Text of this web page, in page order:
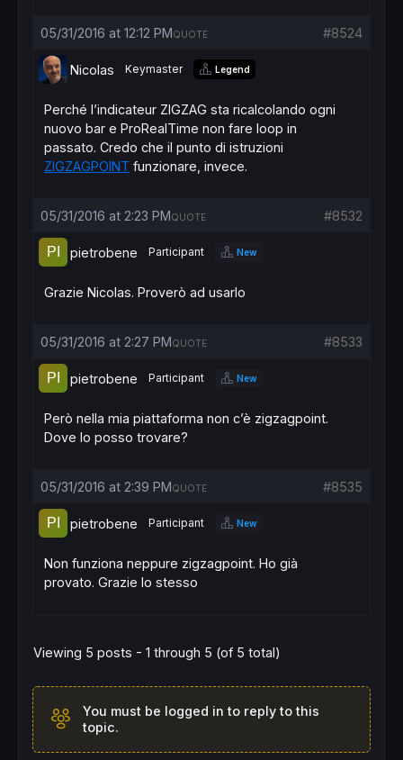
05/31/2016 at 12:12 PM #8524
QUOTE
Nicolas Keymaster Legend
Perché l’indicateur ZIGZAG sta ricalcolando ogni
nuovo bar e ProRealTime non fare loop in
passato. Credo che il punto di istruzioni
ZIGZAGPOINT funzionare , invece.
05/31/2016 at 2:23 PM #8532
QUOTE
pietrobene Participant New
Grazie Nicolas. Proverò ad usarlo
05/31/2016 at 2:27 PM #8533
QUOTE
pietrobene Participant New
Però nella mia piattaforma non c’è zigzagpoint.
Dove lo posso trovare?
05/31/2016 at 2:39 PM #8535
QUOTE
pietrobene Participant New
Non funziona neppure zigzagpoint. Ho già
provato. Grazie lo stesso
Viewing 5 posts - 1 through 5 (of 5 total)
You must be logged in to reply to this
topic.